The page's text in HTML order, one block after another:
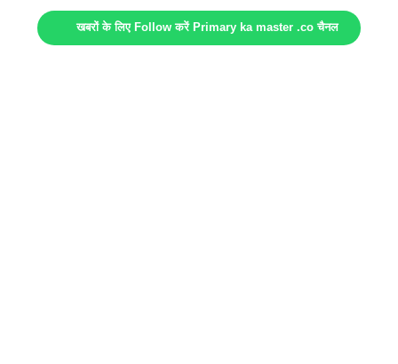
खबरों के लिए Follow करें Primary ka master .co चैनल